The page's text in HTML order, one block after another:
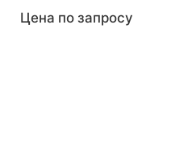
Цена по запросу